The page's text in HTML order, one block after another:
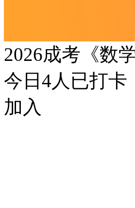
2026成考《数
今日 4人已打卡
加入